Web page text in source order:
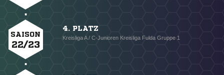
SAISON
22/23
4. PLATZ
Kreisliga A / C-Junioren Kreisliga Fulda Gruppe 1